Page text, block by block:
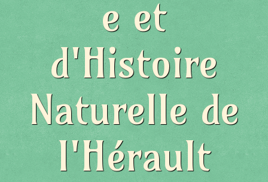
e et
d'Histoire
Naturelle de
l'Hérault